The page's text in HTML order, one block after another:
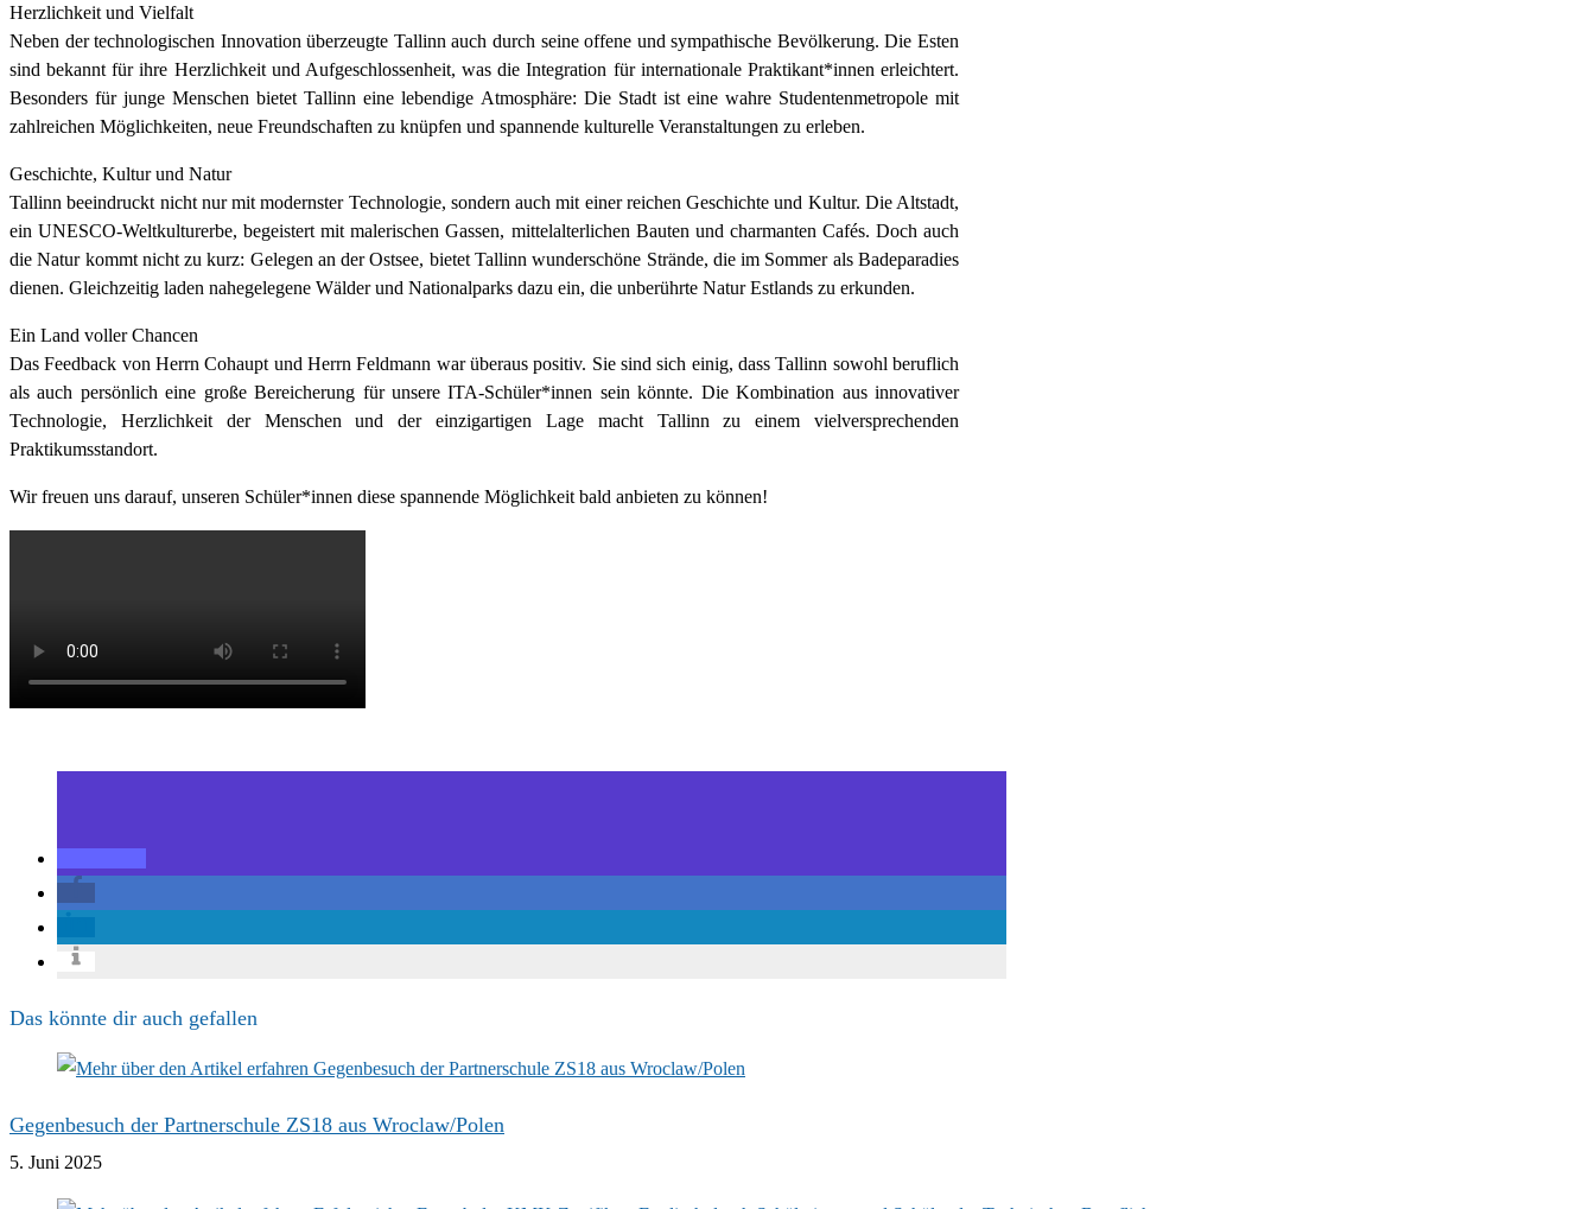
Herzlichkeit und Vielfalt
Neben der technologischen Innovation überzeugte Tallinn auch durch seine offene und sympathische Bevölkerung. Die Esten
sind bekannt für ihre Herzlichkeit und Aufgeschlossenheit, was die Integration für internationale Praktikant*innen erleichtert.
Besonders für junge Menschen bietet Tallinn eine lebendige Atmosphäre: Die Stadt ist eine wahre Studentenmetropole mit
zahlreichen Möglichkeiten, neue Freundschaften zu knüpfen und spannende kulturelle Veranstaltungen zu erleben.
Geschichte, Kultur und Natur
Tallinn beeindruckt nicht nur mit modernster Technologie, sondern auch mit einer reichen Geschichte und Kultur. Die Altstadt,
ein UNESCO-Weltkulturerbe, begeistert mit malerischen Gassen, mittelalterlichen Bauten und charmanten Cafés. Doch auch
die Natur kommt nicht zu kurz: Gelegen an der Ostsee, bietet Tallinn wunderschöne Strände, die im Sommer als Badeparadies
dienen. Gleichzeitig laden nahegelegene Wälder und Nationalparks dazu ein, die unberührte Natur Estlands zu erkunden.
Ein Land voller Chancen
Das Feedback von Herrn Cohaupt und Herrn Feldmann war überaus positiv. Sie sind sich einig, dass Tallinn sowohl beruflich
als auch persönlich eine große Bereicherung für unsere ITA-Schüler*innen sein könnte. Die Kombination aus innovativer
Technologie, Herzlichkeit der Menschen und der einzigartigen Lage macht Tallinn zu einem vielversprechenden
Praktikumsstandort.
Wir freuen uns darauf, unseren Schüler*innen diese spannende Möglichkeit bald anbieten zu können!
Das könnte dir auch gefallen
Gegenbesuch der Partnerschule ZS18 aus Wroclaw/Polen
5. Juni 2025